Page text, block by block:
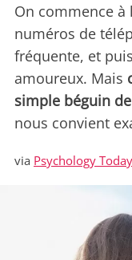
On commence à
numéros de
fréquente, et
amoureux. Mais
simple béguin
nous convient
via Psychology Today